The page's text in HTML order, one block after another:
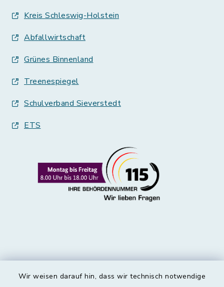
Wir weisen darauf hin, dass wir technisch notwendige
Kreis Schleswig-Holstein
Abfallwirtschaft
Grünes Binnenland
Treenespiegel
Schulverband Sieverstedt
ETS